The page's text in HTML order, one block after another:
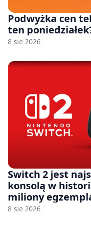
Podwyżka cen
ten
8 sie 2026
Switch 2 jest
konsolą w
miliony
8 sie 2026